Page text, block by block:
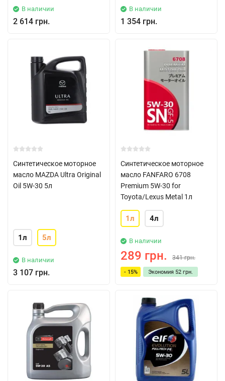
В наличии
2 614 грн.
В наличии
1 354 грн.
Синтетическое моторное
масло MAZDA Ultra Original
Oil 5W-30 5л
1л 5л
В наличии
3 107 грн.
Синтетическое моторное
масло FANFARO 6708
Premium 5W-30 for
Toyota/Lexus Metal 1л
1л 4л
В наличии
289 грн. 341 грн.
- 15% Экономия 52 грн.